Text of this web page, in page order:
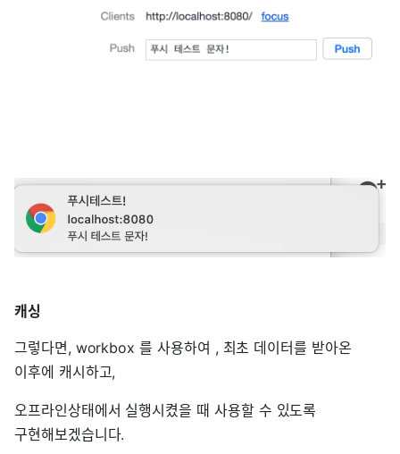
캐싱
그렇다면, workbox 를 사용하여 , 최초 데이터를 받아온
이후에 캐시하고,
오프라인상태에서 실행시켰을 때 사용할 수 있도록
구현해보겠습니다.